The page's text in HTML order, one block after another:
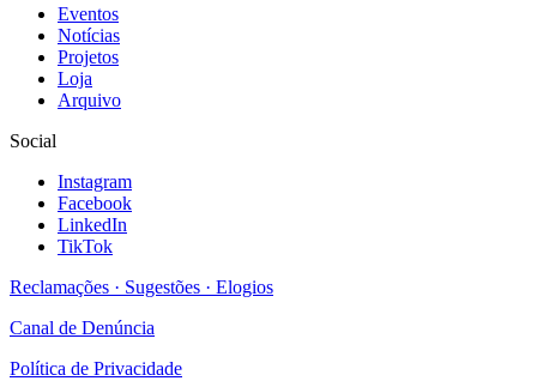
Eventos
Notícias
Projetos
Loja
Arquivo
Social
Instagram
Facebook
LinkedIn
TikTok
Reclamações · Sugestões · Elogios
Canal de Denúncia
Política de Privacidade